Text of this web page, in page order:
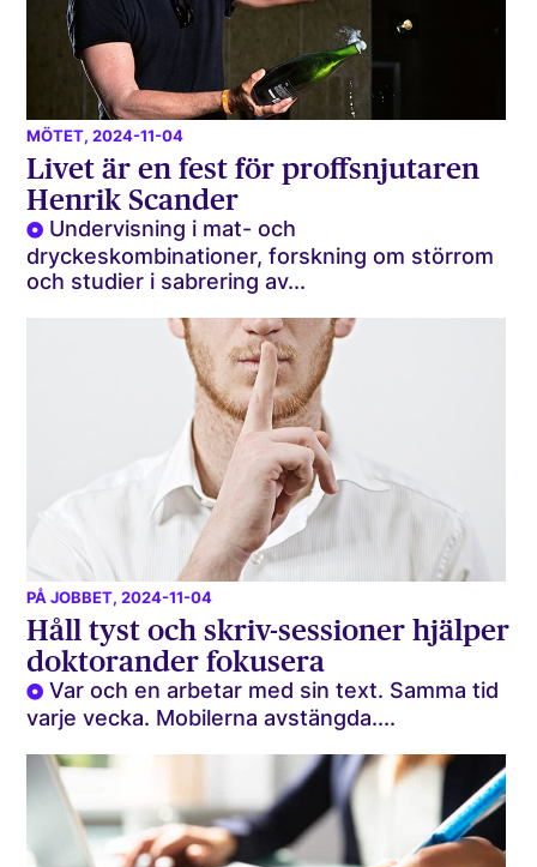
MÖTET, 2024-11-04
Livet är en fest för proffsnjutaren
Henrik Scander
Undervisning i mat- och
dryckeskombinationer, forskning om störrom
och studier i sabrering av...
PÅ JOBBET, 2024-11-04
Håll tyst och skriv-sessioner hjälper
doktorander fokusera
Var och en arbetar med sin text. Samma tid
varje vecka. Mobilerna avstängda....